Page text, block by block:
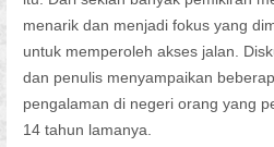
menarik dan menjadi fokus yang
untuk memperoleh akses jalan.
dan penulis menyampaikan
pengalaman di negeri orang yang
14 tahun lamanya.